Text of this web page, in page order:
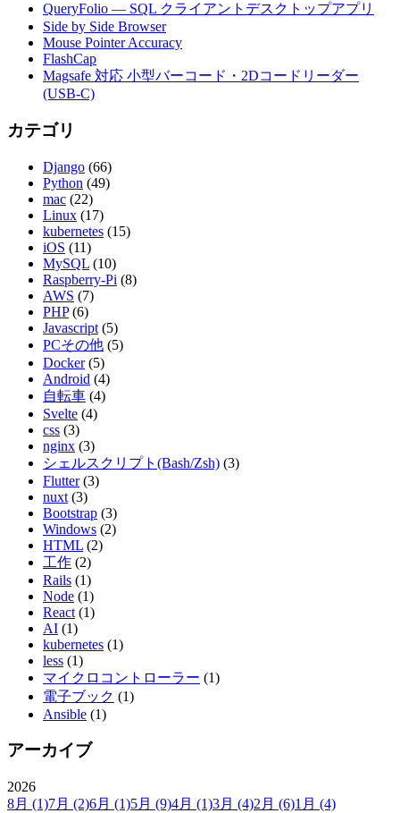
QueryFolio — SQL クライアントデスクトップアプリ
Side by Side Browser
Mouse Pointer Accuracy
FlashCap
Magsafe 対応 小型バーコード・2Dコードリーダー
(USB-C)
カテゴリ
Django (66)
Python (49)
mac (22)
Linux (17)
kubernetes (15)
iOS (11)
MySQL (10)
Raspberry-Pi (8)
AWS (7)
PHP (6)
Javascript (5)
PCその他 (5)
Docker (5)
Android (4)
自転車 (4)
Svelte (4)
css (3)
nginx (3)
シェルスクリプト(Bash/Zsh) (3)
Flutter (3)
nuxt (3)
Bootstrap (3)
Windows (2)
HTML (2)
工作 (2)
Rails (1)
Node (1)
React (1)
AI (1)
kubernetes (1)
less (1)
マイクロコントローラー (1)
電子ブック (1)
Ansible (1)
アーカイブ
2026
8月 (1)7月 (2)6月 (1)5月 (9)4月 (1)3月 (4)2月 (6)1月 (4)